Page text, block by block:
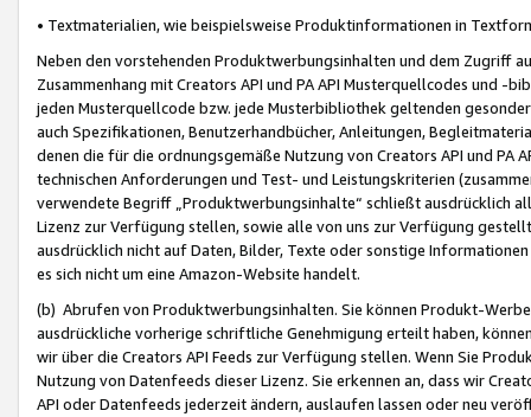
• Textmaterialien, wie beispielsweise Produktinformationen in
Neben den vorstehenden Produktwerbungsinhalten und dem Zugriff
Zusammenhang mit Creators API und PA API Musterquellcodes und
jeden Musterquellcode bzw. jede Musterbibliothek geltenden
auch Spezifikationen, Benutzerhandbücher, Anleitungen,
denen die für die ordnungsgemäße Nutzung von Creators API und PA
technischen Anforderungen und Test- und Leistungskriterien
verwendete Begriff „Produktwerbungsinhalte“ schließt ausdrücklich
Lizenz zur Verfügung stellen, sowie alle von uns zur Verfügung
ausdrücklich nicht auf Daten, Bilder, Texte oder sonstige
es sich nicht um eine Amazon-Website handelt.
(b) Abrufen von Produktwerbungsinhalten. Sie können Produkt-
ausdrückliche vorherige schriftliche Genehmigung erteilt haben,
wir über die Creators API Feeds zur Verfügung stellen. Wenn Sie
Nutzung von Datenfeeds dieser Lizenz. Sie erkennen an, dass wir
API oder Datenfeeds jederzeit ändern, auslaufen lassen oder neu